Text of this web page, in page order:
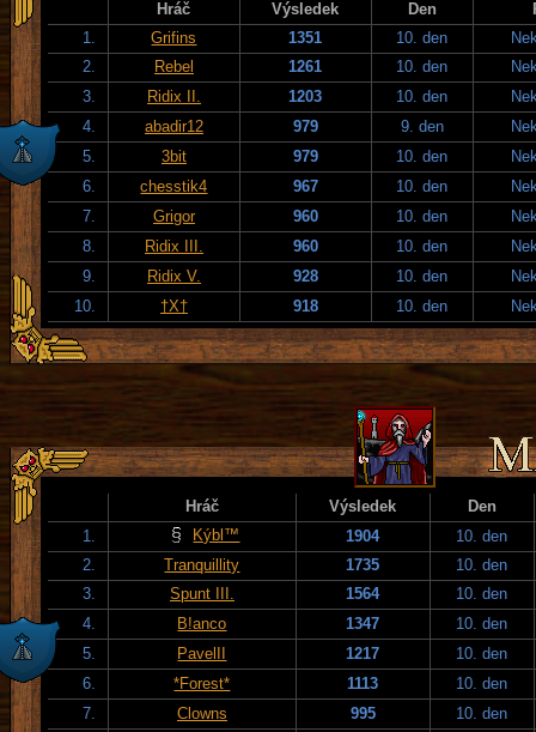
Hráč Výsledek Den
1.
Grifins 1351 10. den
2.
Rebel 1261 10. den
3.
Ridix II. 1203 10. den
4.
abadir12 979 9. den
5.
3bit 979 10. den
6.
chesstik4 967 10. den
7.
Grigor 960 10. den
8.
Ridix III. 960 10. den
9.
Ridix V. 928 10. den
10.
†X† 918 10. den
Hráč Výsledek
Den
1.
Kýbl™ 1904
10. den
2.
Tranquillity 1735
10. den
3.
Spunt III. 1564
10. den
4.
B!anco 1347
10. den
5.
PavelII 1217
10. den
6.
*Forest* 1113
10. den
7.
Clowns 995
10. den